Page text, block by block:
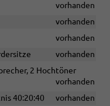
vorhanden
vorhanden
vorhanden
vorhanden
2 Hochtöner
vorhanden
40:20:40
vorhanden